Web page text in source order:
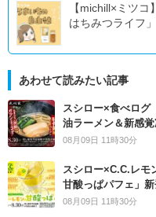
【michill×ミツ
はちみつライフ」
あわせて読みたい記事
スシロー×食べログ
油ラーメン＆新感
08月09日 11時30分
スシロー×C.C.レモ
甘酸っぱパフェ」
08月09日 11時30分